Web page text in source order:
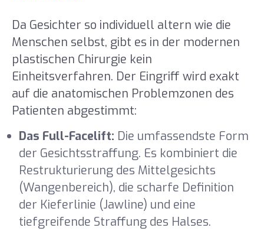
Da Gesichter so individuell altern wie die
Menschen selbst, gibt es in der modernen
plastischen Chirurgie kein
Einheitsverfahren. Der Eingriff wird exakt
auf die anatomischen Problemzonen des
Patienten abgestimmt:
Das Full-Facelift: Die umfassendste Form
der Gesichtsstraffung. Es kombiniert die
Restrukturierung des Mittelgesichts
(Wangenbereich), die scharfe Definition
der Kieferlinie (Jawline) und eine
tiefgreifende Straffung des Halses.